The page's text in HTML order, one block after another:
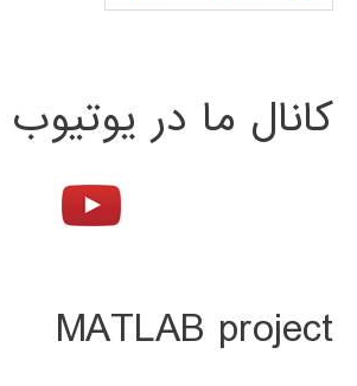
کانال ما در یوتیوب
MATLAB project